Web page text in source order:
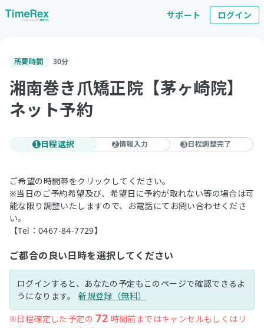
サポート ログイン
所要時間 30分
湘南巻き爪矯正院【茅ヶ崎院】
ネット予約
1 日程選択 2情報入力 3 日程調整完了
ご希望の時間帯をクリックしてください。
※当日のご予約希望及び、希望日に予約が取れない等の場合は可
能な限り調整いたしますので、お電話にてお問い合わせくださ
い。
【Tel：0467-84-7729】
ご都合の良い日時を選択してください
ログインすると、あなたの予定もこのページで確認できるよ
うになります。新規登録（無料）
※日程確定した予定の72 時間前まではキャンセルもしくはリ